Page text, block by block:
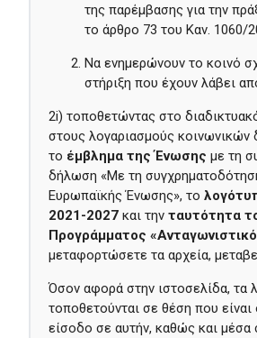
της παρέμβασης για την
το άρθρο 73 του Καν. 1060/
Να ενημερώνουν το κοινό
στήριξη που έχουν λάβει
2i) τοποθετώντας στο
στους λογαριασμούς κοινωνικών
το έμβλημα της Ένωσης με τη
δήλωση «Με τη
Ευρωπαϊκής Ένωσης», το
2021-2027 και τηνταυτότητα
Προγράμματος
μεταφορτώσετε τα αρχεία,
Όσον αφορά στην ιστοσελίδα, τα
τοποθετούνται σε θέση που είναι
είσοδο σε αυτήν, καθώς και μέσα